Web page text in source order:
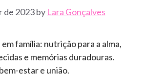
de 2023by Lara Gonçalves
família: nutrição para a alma,
e memórias duradouras.
estar e união.